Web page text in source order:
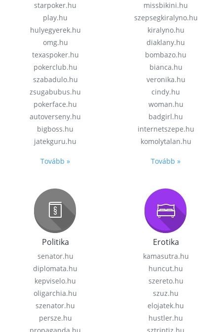
starpoker.hu
play.hu
hulyegyerek.hu
omg.hu
texaspoker.hu
pokerclub.hu
szabadulo.hu
zsugabubus.hu
pokerface.hu
autoverseny.hu
bigboss.hu
jatekguru.hu
Tovább »
missbikini.hu
szepsegkiralyno.hu
kiralyno.hu
diaklany.hu
bombazo.hu
bianca.hu
veronika.hu
cindy.hu
woman.hu
badgirl.hu
internetszepe.hu
komolytalan.hu
Tovább »
Politika
senator.hu
diplomata.hu
kepviselo.hu
oligarchia.hu
szenator.hu
persze.hu
Erotika
kamasutra.hu
huncut.hu
szereto.hu
szuz.hu
elojatek.hu
hustler.hu